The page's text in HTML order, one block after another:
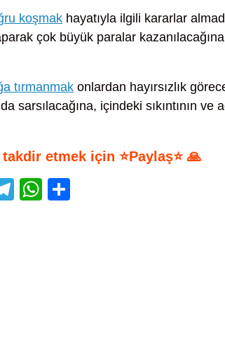
koşmak hayatıyla ilgili kararlar
çok büyük paralar
tırmanmak onlardan hayırsızlık
sarsılacağına, içindeki sıkıntının ve
etmek için ⭐Paylaş⭐ 🙏
T
W